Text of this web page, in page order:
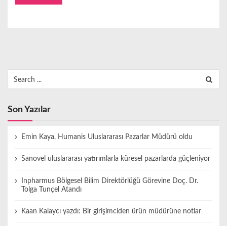
for:
Son Yazılar
Emin Kaya, Humanis Uluslararası Pazarlar Müdürü oldu
Sanovel uluslararası yatırımlarla küresel pazarlarda güçleniyor
Inpharmus Bölgesel Bilim Direktörlüğü Görevine Doç. Dr.
Tolga Tunçel Atandı
Kaan Kalaycı yazdı: Bir girişimciden ürün müdürüne notlar